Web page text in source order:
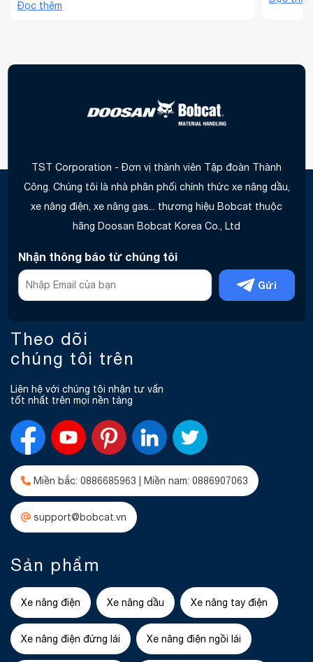
hành chuyển đổi hoàn toàn mảng xe nâng Doosan
Đọc thêm
TST Corporation - Đơn vị thành viên Tập đoàn Thành
Công. Chúng tôi là nhà phân phối chính thức xe nâng dầu,
xe nâng điện, xe nâng gas... thương hiệu Bobcat thuộc
hãng Doosan Bobcat Korea Co., Ltd
Nhận thông báo từ chúng tôi
Gửi
Theo dõi
chúng tôi trên
Liên hệ với chúng tôi nhận tư vấn
tốt nhất trên mọi nền tảng
Miền bắc: 0886685963 | Miền nam: 0886907063
support@bobcat.vn
Sản phẩm
Xe nâng điện Xe nâng dầu Xe nâng tay điện
Xe nâng điện đứng lái Xe nâng điện ngồi lái